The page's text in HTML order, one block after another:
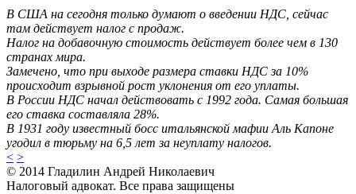
В США на сегодня только думают о введении НДС, сейчас
там действует налог с продаж.
Налог на добавочную стоимость действует более чем в 130
странах мира.
Замечено, что при выходе размера ставки НДС за 10%
происходит взрывной рост уклонения от его уплаты.
В России НДС начал действовать с 1992 года. Самая большая
его ставка составляла 28%.
В 1931 году известный босс итальянской мафии Аль Капоне
угодил в тюрьму на 6,5 лет за неуплату налогов.
< >
© 2014 Гладилин Андрей Николаевич
Налоговый адвокат. Все права защищены